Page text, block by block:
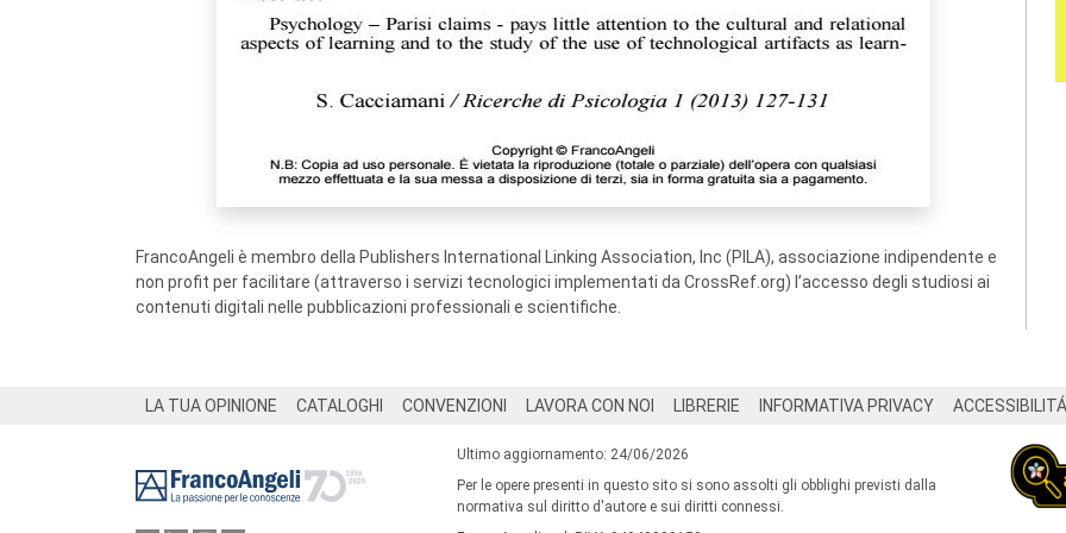
FrancoAngeli è membro della Publishers International Linking Association, Inc (PILA), associazione indipendente e
non profit per facilitare (attraverso i servizi tecnologici implementati da CrossRef.org) l’accesso degli studiosi ai
contenuti digitali nelle pubblicazioni professionali e scientifiche.
LA TUA OPINIONE CATALOGHI CONVENZIONI LAVORA CON NOI LIBRERIE INFORMATIVA PRIVACY ACCESSIBILITÁ
Ultimo aggiornamento: 24/06/2026
Per le opere presenti in questo sito si sono assolti gli obblighi previsti dalla
normativa sul diritto d'autore e sui diritti connessi.